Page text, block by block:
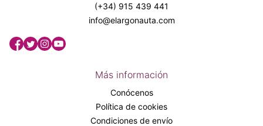
(+34) 915 439 441
info@elargonauta.com
Más información
Conócenos
Política de cookies
Condiciones de envío